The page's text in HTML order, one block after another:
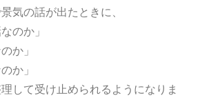
気の話が出たときに、
のか」
か」
か」
して受け止められるようになりま